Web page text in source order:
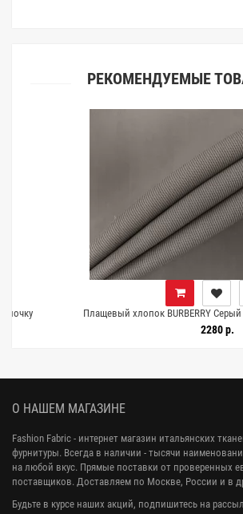
РЕКОМЕНДУЕМЫЕ
Плащевый хлопок BURBERRY Серый BRS
2280 р.
О НАШЕМ МАГАЗИНЕ
Fashion Fabric - интернет магазин итальянских
фурнитуры. Всегда в наличии - тысячи
на любой вкус. Прямые поставки от проверенных
поставщиков. Доставляем по Москве, России и в
Будьте в курсе наших акций, подпишитесь на